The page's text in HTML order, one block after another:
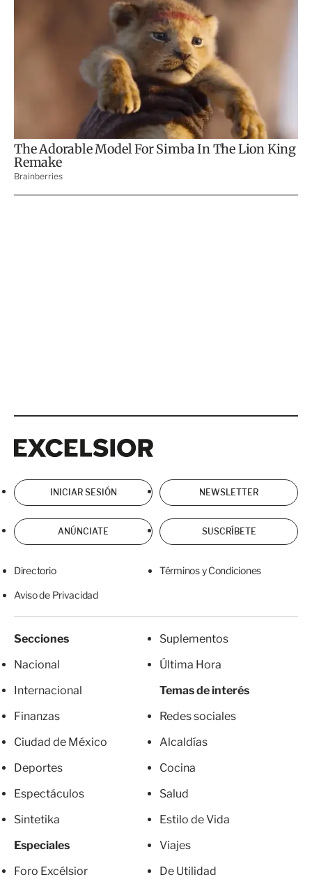
INICIAR SESIÓN NEWSLETTER
ANÚNCIATE SUSCRÍBETE
Directorio Términos y Condiciones
Aviso de Privacidad
Secciones
Nacional
Internacional
Finanzas
Ciudad de México
Deportes
Espectáculos
Sintetika
Especiales
Foro Excélsior
Suplementos
Última Hora
Temas de interés
Redes sociales
Alcaldías
Cocina
Salud
Estilo de Vida
Viajes
De Utilidad